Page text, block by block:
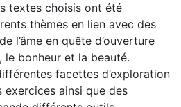
textes choisis ont été
thèmes en lien avec des
l’âme en quête d’ouverture
le bonheur et la beauté.
facettes d’exploration
ainsi que des